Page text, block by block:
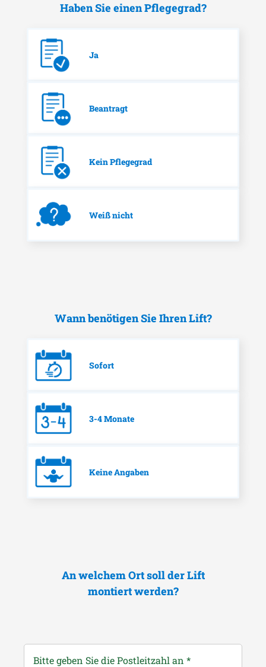
Haben Sie einen Pflegegrad?
Ja
Beantragt
Kein Pflegegrad
Weiß nicht
Wann benötigen Sie Ihren Lift?
Sofort
3-4 Monate
Keine Angaben
An welchem Ort soll der Lift
montiert werden?
Bitte geben Sie die Postleitzahl an *